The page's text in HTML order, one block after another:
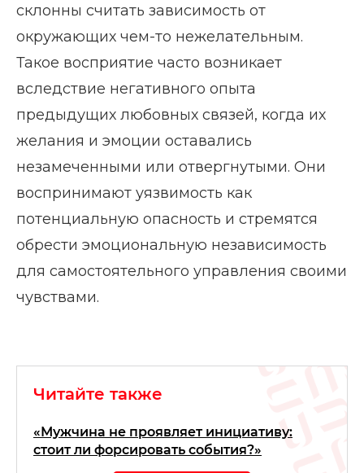
склонны считать зависимость от
окружающих чем-то нежелательным.
Такое восприятие часто возникает
вследствие негативного опыта
предыдущих любовных связей, когда их
желания и эмоции оставались
незамеченными или отвергнутыми. Они
воспринимают уязвимость как
потенциальную опасность и стремятся
обрести эмоциональную независимость
для самостоятельного управления своими
чувствами.
Читайте также
«Мужчина не проявляет инициативу:
стоит ли форсировать события?»